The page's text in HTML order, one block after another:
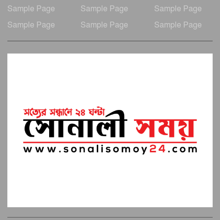
Sample Page Sample Page
Sample Page
Sample Page
Sample Page Sample Page